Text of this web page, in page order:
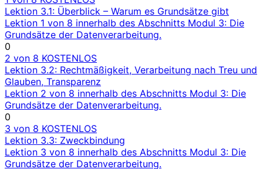
Lektion 3.1: Überblick – Warum es Grundsätze gibt
Lektion 1 von 8 innerhalb des Abschnitts Modul 3: Die
Grundsätze der Datenverarbeitung.
0
2 von 8 KOSTENLOS
Lektion 3.2: Rechtmäßigkeit, Verarbeitung nach Treu und
Glauben, Transparenz
Lektion 2 von 8 innerhalb des Abschnitts Modul 3: Die
Grundsätze der Datenverarbeitung.
0
3 von 8 KOSTENLOS
Lektion 3.3: Zweckbindung
Lektion 3 von 8 innerhalb des Abschnitts Modul 3: Die
Grundsätze der Datenverarbeitung.